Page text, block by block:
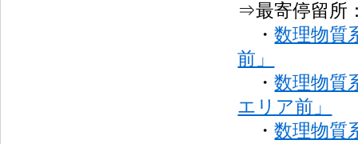
⇒最寄停留所
・数理物質
前」
・数理物質
エリア前」
・数理物質